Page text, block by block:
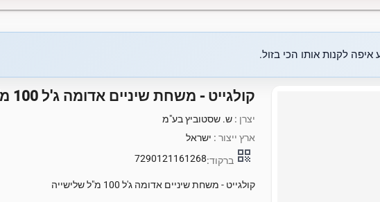
לקנות אותו הכי בזול.
קולגייט - משחת שיניים אדומה ג'ל 100 מ"ל שלישייה
יצרן :ש. שסטוביץ בע"מ
ארץ ייצור : ישראל
qr_code ברקוד:7290121161268
קולגייט - משחת שיניים אדומה ג'ל 100 מ"ל שלישייה